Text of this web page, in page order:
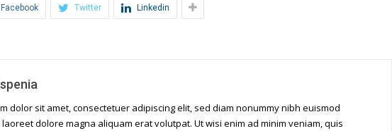
Facebook Twitter Linkedin
dolor sit amet, consectetuer adipiscing elit, sed diam nonummy nibh euismod
dolore magna aliquam erat volutpat. Ut wisi enim ad minim veniam, quis